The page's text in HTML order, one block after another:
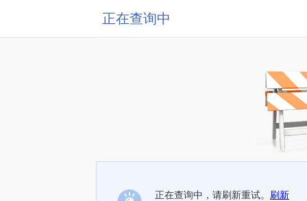
正在查询中
正在查询中，请刷新重试。 刷新